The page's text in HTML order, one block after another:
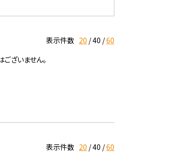
表示件数 20 40 60
ざいません。
表示件数 20 40 60